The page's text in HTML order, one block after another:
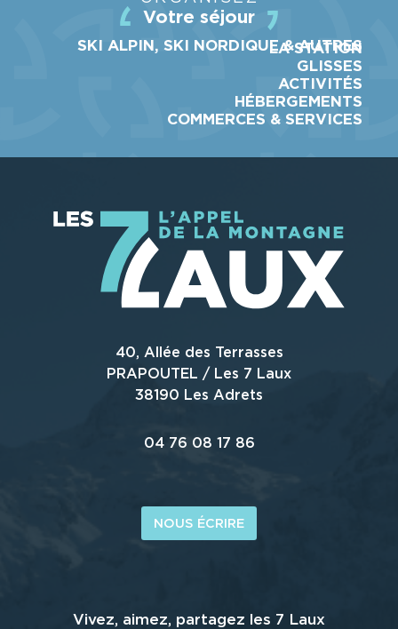
Votre séjour
LA STATION
SKI ALPIN, SKI NORDIQUE & AUTRES
GLISSES
ACTIVITÉS
HÉBERGEMENTS
COMMERCES & SERVICES
40, Allée des Terrasses
PRAPOUTEL / Les 7 Laux
38190 Les Adrets
04 76 08 17 86
NOUS ÉCRIRE
Vivez, aimez, partagez les 7 Laux